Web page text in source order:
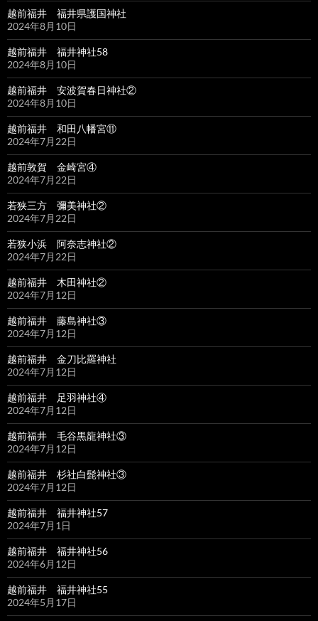
越前福井 福井県護国神社
2024年8月10日
越前福井 福井神社58
2024年8月10日
越前福井 安波賀春日神社②
2024年8月10日
越前福井 和田八幡宮⑪
2024年7月22日
越前敦賀 金崎宮④
2024年7月22日
若狭三方 彌美神社②
2024年7月22日
若狭小浜 阿奈志神社②
2024年7月22日
越前福井 木田神社②
2024年7月12日
越前福井 藤島神社③
2024年7月12日
越前福井 金刀比羅神社
2024年7月12日
越前福井 足羽神社④
2024年7月12日
越前福井 毛谷黒龍神社③
2024年7月12日
越前福井 杉社白髭神社③
2024年7月12日
越前福井 福井神社57
2024年7月1日
越前福井 福井神社56
2024年6月12日
越前福井 福井神社55
2024年5月17日